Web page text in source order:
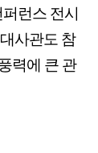
런스 전시
사관도 참
력에 큰 관